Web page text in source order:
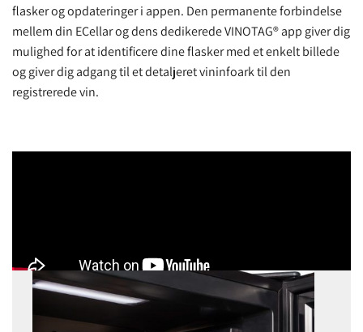
flasker og opdateringer i appen. Den permanente forbindelse
mellem din ECellar og dens dedikerede VINOTAG® app giver dig
mulighed for at identificere dine flasker med et enkelt billede
og giver dig adgang til et detaljeret vininfoark til den
registrerede vin.